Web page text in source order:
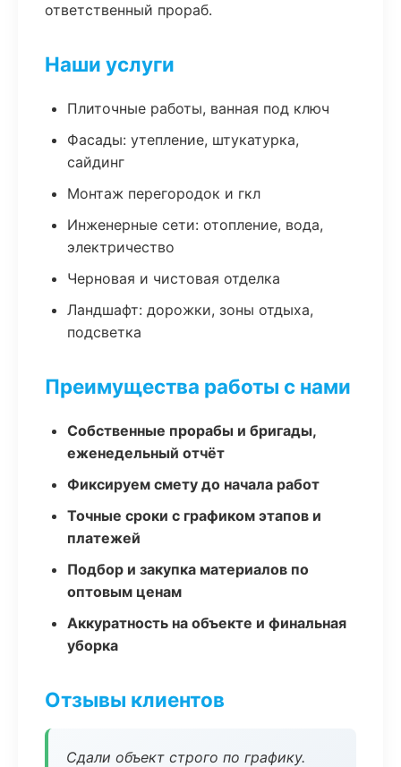
ответственный прораб.
Наши услуги
Плиточные работы, ванная под ключ
Фасады: утепление, штукатурка,
сайдинг
Монтаж перегородок и гкл
Инженерные сети: отопление, вода,
электричество
Черновая и чистовая отделка
Ландшафт: дорожки, зоны отдыха,
подсветка
Преимущества работы с нами
Собственные прорабы и бригады,
еженедельный отчёт
Фиксируем смету до начала работ
Точные сроки с графиком этапов и
платежей
Подбор и закупка материалов по
оптовым ценам
Аккуратность на объекте и финальная
уборка
Отзывы клиентов
Сдали объект строго по графику.